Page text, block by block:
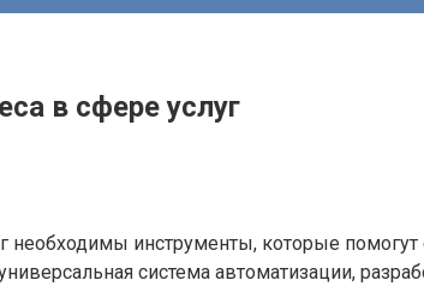
в сфере услуг
инструменты, которые
система автоматизации,